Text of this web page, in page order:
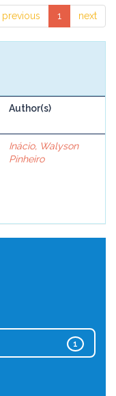
previous 1 next
Author(s)
Inácio, Walyson
Pinheiro
1